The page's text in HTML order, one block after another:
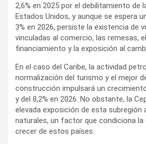
2,6% en 2025 por el debilitamiento de
Estados Unidos, y aunque se espera
3% en 2026, persiste la existencia de
vinculadas al comercio, las remesas,
financiamiento y la exposición al
En el caso del Caribe, la actividad
normalización del turismo y el mejor
construcción impulsará un
y del 8,2% en 2026. No obstante, la
elevada exposición de esta subregión
naturales, un factor que condiciona la
crecer de estos países.